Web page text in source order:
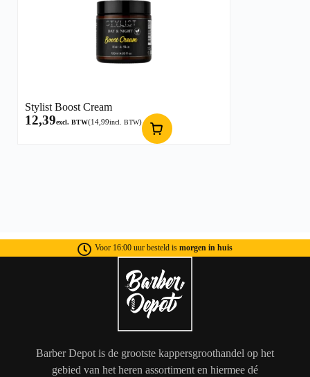
Stylist Boost Cream
12,39excl. BTW(14,99incl. BTW)
Voor 16:00 uur besteld is morgen in huis
Barber Depot is de grootste kappersgroothandel op het
gebied van het heren assortiment en hiermee dé